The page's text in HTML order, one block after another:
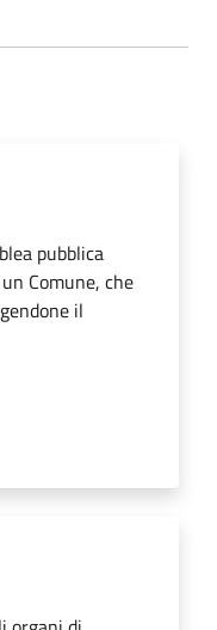
pubblica
Comune, che
il